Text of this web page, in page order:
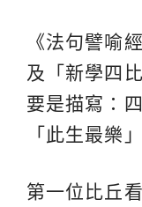
《法句譬喻
及「新學四
要是描寫：
「此生最樂
第一位比丘